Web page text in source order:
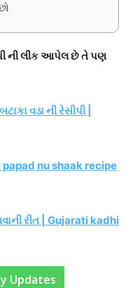
ની લીંક આપેલ છે તે પણ
વડા ની રેસીપી |
papad nu shaak recipe
રીત | Gujarati kadhi
Updates